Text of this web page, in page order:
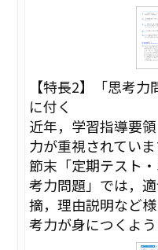
【特長2】「思考
に付く
近年，学習指導要
力が重視されていま
節末「定期テスト
考力問題」では，
摘，理由説明など
考力が身につくよう